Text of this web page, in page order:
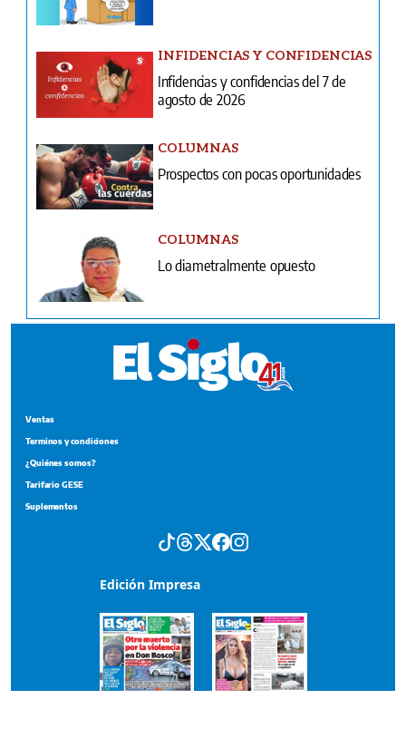
INFIDENCIAS Y CONFIDENCIAS
Infidencias y confidencias del 7 de
agosto de 2026
COLUMNAS
Prospectos con pocas oportunidades
COLUMNAS
Lo diametralmente opuesto
Ventas
Terminos y condiciones
¿Quiénes somos?
Tarifario GESE
Suplementos
Edición Impresa